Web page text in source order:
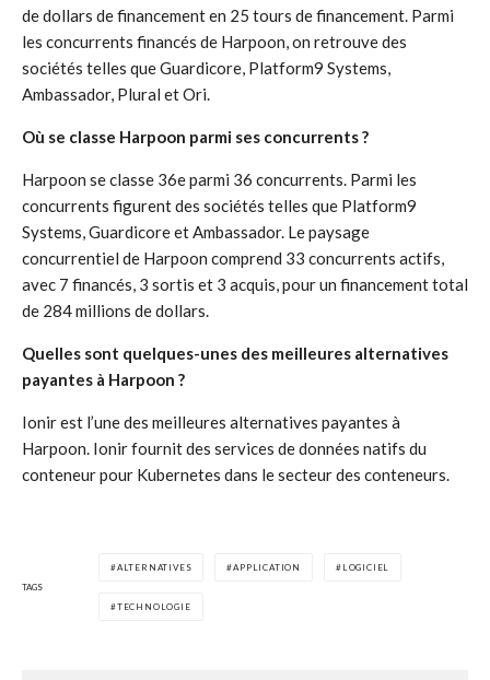
de dollars de financement en 25 tours de financement. Parmi
les concurrents financés de Harpoon, on retrouve des
sociétés telles que Guardicore, Platform9 Systems,
Ambassador, Plural et Ori.
Où se classe Harpoon parmi ses concurrents ?
Harpoon se classe 36e parmi 36 concurrents. Parmi les
concurrents figurent des sociétés telles que Platform9
Systems, Guardicore et Ambassador. Le paysage
concurrentiel de Harpoon comprend 33 concurrents actifs,
avec 7 financés, 3 sortis et 3 acquis, pour un financement total
de 284 millions de dollars.
Quelles sont quelques-unes des meilleures alternatives
payantes à Harpoon ?
Ionir est l’une des meilleures alternatives payantes à
Harpoon. Ionir fournit des services de données natifs du
conteneur pour Kubernetes dans le secteur des conteneurs.
TAGS
ALTERNATIVES APPLICATION LOGICIEL
TECHNOLOGIE